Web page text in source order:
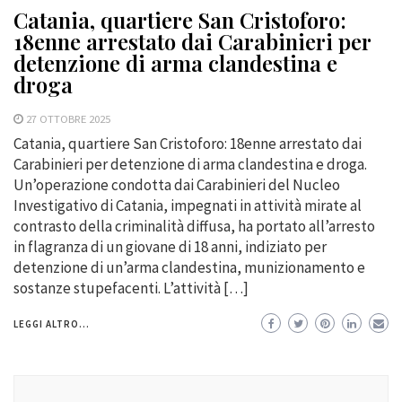
Catania, quartiere San Cristoforo:
18enne arrestato dai Carabinieri per
detenzione di arma clandestina e
droga
27 OTTOBRE 2025
Catania, quartiere San Cristoforo: 18enne arrestato dai
Carabinieri per detenzione di arma clandestina e droga.
Un’operazione condotta dai Carabinieri del Nucleo
Investigativo di Catania, impegnati in attività mirate al
contrasto della criminalità diffusa, ha portato all’arresto
in flagranza di un giovane di 18 anni, indiziato per
detenzione di un’arma clandestina, munizionamento e
sostanze stupefacenti. L’attività […]
LEGGI ALTRO...